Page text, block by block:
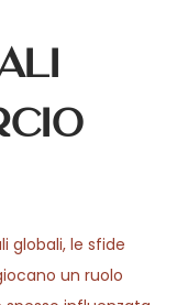
globali, le sfide
un ruolo